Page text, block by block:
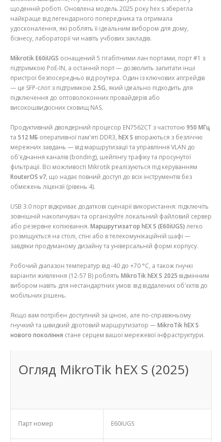
щоденній роботі. Оновлена ​​модель 2025 року hex s зберегла
найкраще від легендарного попередника та отримала
удосконалення, які роблять її ідеальним вибором для дому,
бізнесу, лабораторії чи навіть учбових закладів.
Mikrotik E60iUGS оснащений 5 гігабітними лан портами, порт #1 з
підтримкою PoE-IN, а останній порт — дозволить запитати інші
пристрої безпосередньо від роутера. Один із ключових апгрейдів
— це SFP-слот з підтримкою 2.5G, який ідеально підходить для
підключення до оптоволоконних провайдерів або
високошвидкісних сховищ NAS.
Продуктивний двоядерний процесор EN7562CT з частотою 950 МГц
та 512 МБ оперативної пам'яті DDR3, hEX S впораються з безліччю
мережних завдань — від маршрутизації та управління VLAN до
об'єднання каналів (bonding), шейпінгу трафіку та просунутої
фільтрації. Всі можливості Mikrotik реалізуються під керуванням
RouterOS v7, що надає повний доступ до всіх інструментів без
обмежень ліцензії (рівень 4).
USB 3.0 порт відкриває додаткові сценарії використання: підключіть
зовнішній накопичувач та організуйте локальний файловий сервер
або резервне копіювання. Маршрутизатор hEX S (E60iUGS) легко
розміщується на столі, стіні або в телекомунікаційній шафі —
завдяки продуманому дизайну та універсальній формі корпусу.
Робочий діапазон температур від -40 до +70 °C, а також гнучкі
варіанти живлення (12-57 В) роблять MikroTik hEX S 2025 відмінним
вибором навіть для нестандартних умов: від віддалених об'єктів до
мобільних рішень.
Якщо вам потрібен доступний за ціною, але по-справжньому
гнучкий та швидкий дротовий маршрутизатор —MikroTik hEX S
нового покоління стане серцем вашої мережевої інфраструктури.
Огляд MikroTik hEX S (2025)
Парт номер E60iUGS